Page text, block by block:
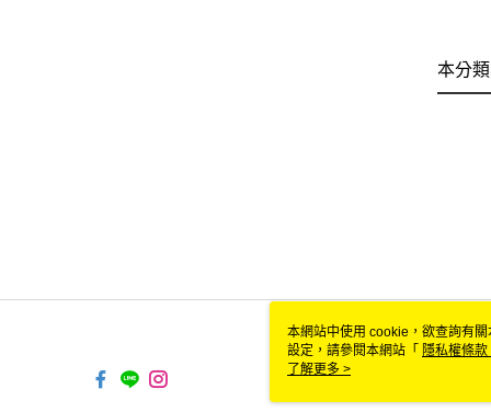
本分
本網站中使用 cookie，欲查詢有
設定，請參閱本網站「 隱私權條款
使用 cookie。
了解更多 >